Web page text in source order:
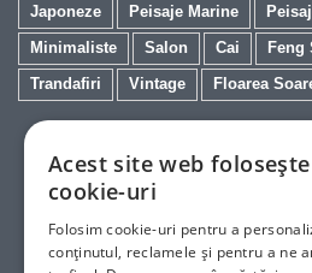
Japoneze
Peisaje Marine
Minimaliste
Salon Cai Feng
Trandafiri
Vintage Floarea
Calitatea
Tablouri la
Politica de Livrare si Retur| Politica de
Copyright © 2023-2026 - Textele şi
ArtInvest SRL
Acest site web folosește
cookie-uri
Folosim cookie-uri pentru a
conținutul, reclamele și pentru a ne